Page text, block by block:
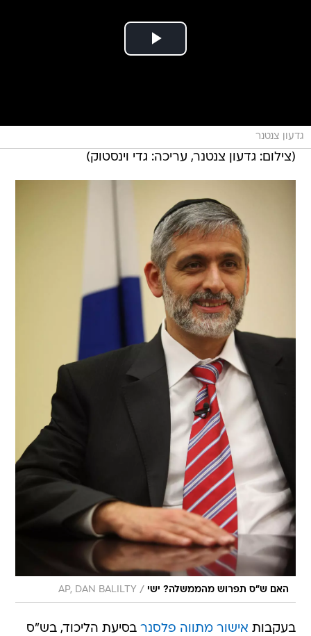
גדעון צנטנר
(צילום: גדעון צנטנר, עריכה: גדי וינסטוק)
האם ש"ס תפרוש מהממשלה? ישי /
AP, DAN BALILTY
בעקבות אישור מתווה פלסנר בסיעת הליכוד, בש"ס